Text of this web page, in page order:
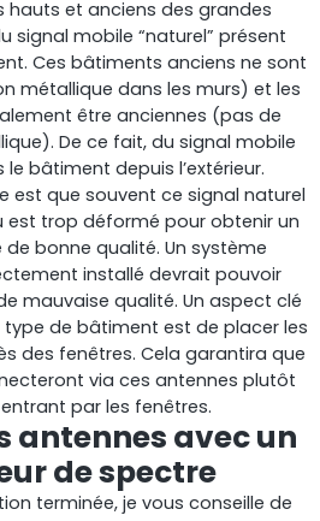
hauts et anciens des grandes
signal mobile “naturel” présent
Ces bâtiments anciens ne sont
métallique dans les murs) et les
être anciennes (pas de
De ce fait, du signal mobile
le bâtiment depuis l’extérieur.
est que souvent ce signal naturel
est trop déformé pour obtenir un
bonne qualité. Un système
installé devrait pouvoir
mauvaise qualité. Un aspect clé
type de bâtiment est de placer les
des fenêtres. Cela garantira que
via ces antennes plutôt
par les fenêtres.
antennes avec un
de spectre
terminée, je vous conseille de